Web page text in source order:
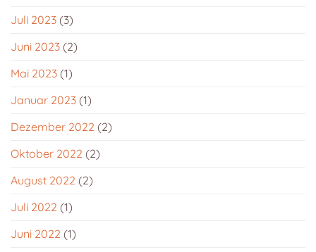
Juli 2023 (3)
Juni 2023 (2)
Mai 2023 (1)
Januar 2023 (1)
Dezember 2022 (2)
Oktober 2022 (2)
August 2022 (2)
Juli 2022 (1)
Juni 2022 (1)